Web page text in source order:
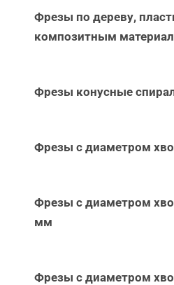
Фрезы по дереву,
композитным
Фрезы конусные
Фрезы с диаметром
Фрезы с диаметром
мм
Фрезы с диаметром